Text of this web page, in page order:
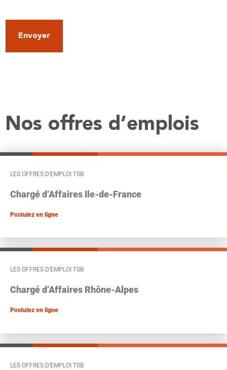
Envoyer
Nos offres d’emplois
LES OFFRES D’EMPLOI TSB
Chargé d’Affaires Ile-de-France
Postulez en ligne
LES OFFRES D’EMPLOI TSB
Chargé d’Affaires Rhône-Alpes
Postulez en ligne
LES OFFRES D’EMPLOI TSB